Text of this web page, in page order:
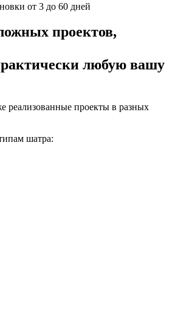
от 3 до 60 дней
проектов,
любую вашу
реализованные проекты в разных
шатра: